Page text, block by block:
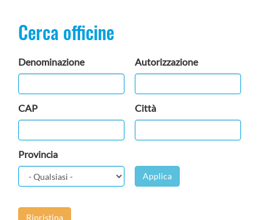
Cerca officine
Denominazione Autorizzazione
CAP Città
Provincia
Applica
Ripristina